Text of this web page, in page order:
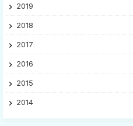
2019
2018
2017
2016
2015
2014